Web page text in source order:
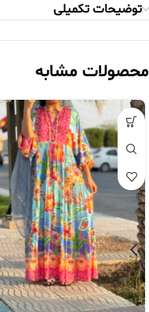
توضیحات تکمیلی
محصولات مشابه